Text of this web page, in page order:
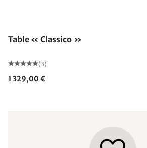
Table « Classico »
(3)
1 329,00 €